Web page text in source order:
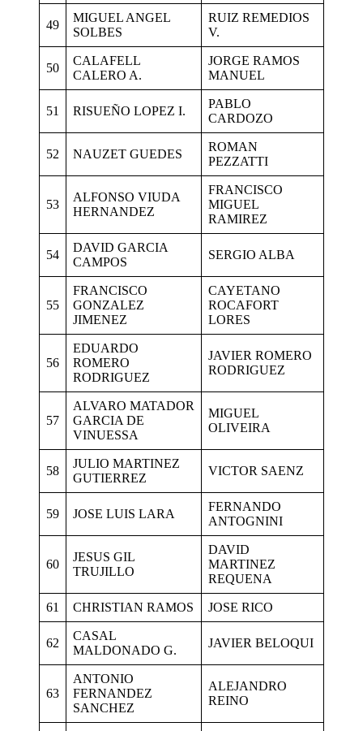
49
MIGUEL ANGEL
SOLBES
RUIZ REMEDIOS
V.
50
CALAFELL
CALERO A.
JORGE RAMOS
MANUEL
51 RISUEÑO LOPEZ I.
PABLO
CARDOZO
52 NAUZET GUEDES
ROMAN
PEZZATTI
53
ALFONSO VIUDA
HERNANDEZ
FRANCISCO
MIGUEL
RAMIREZ
54
DAVID GARCIA
CAMPOS
SERGIO ALBA
55
FRANCISCO
GONZALEZ
JIMENEZ
CAYETANO
ROCAFORT
LORES
56
EDUARDO
ROMERO
RODRIGUEZ
JAVIER ROMERO
RODRIGUEZ
57
ALVARO MATADOR
GARCIA DE
VINUESSA
MIGUEL
OLIVEIRA
58
JULIO MARTINEZ
GUTIERREZ
VICTOR SAENZ
59 JOSE LUIS LARA
FERNANDO
ANTOGNINI
60
JESUS GIL
TRUJILLO
DAVID
MARTINEZ
REQUENA
61 CHRISTIAN RAMOS JOSE RICO
62
CASAL
MALDONADO G.
JAVIER BELOQUI
63
ANTONIO
FERNANDEZ
SANCHEZ
ALEJANDRO
REINO